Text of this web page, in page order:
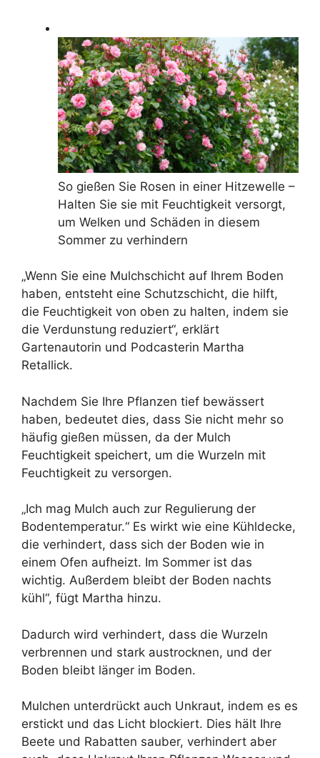
So gießen Sie Rosen in einer Hitzewelle –
Halten Sie sie mit Feuchtigkeit versorgt,
um Welken und Schäden in diesem
Sommer zu verhindern
„Wenn Sie eine Mulchschicht auf Ihrem Boden
haben, entsteht eine Schutzschicht, die hilft,
die Feuchtigkeit von oben zu halten, indem sie
die Verdunstung reduziert“, erklärt
Gartenautorin und Podcasterin Martha
Retallick.
Nachdem Sie Ihre Pflanzen tief bewässert
haben, bedeutet dies, dass Sie nicht mehr so ​​
häufig gießen müssen, da der Mulch
Feuchtigkeit speichert, um die Wurzeln mit
Feuchtigkeit zu versorgen.
„Ich mag Mulch auch zur Regulierung der
Bodentemperatur.“ Es wirkt wie eine Kühldecke,
die verhindert, dass sich der Boden wie in
einem Ofen aufheizt. Im Sommer ist das
wichtig. Außerdem bleibt der Boden nachts
kühl“, fügt Martha hinzu.
Dadurch wird verhindert, dass die Wurzeln
verbrennen und stark austrocknen, und der
Boden bleibt länger im Boden.
Mulchen unterdrückt auch Unkraut, indem es es
erstickt und das Licht blockiert. Dies hält Ihre
Beete und Rabatten sauber, verhindert aber